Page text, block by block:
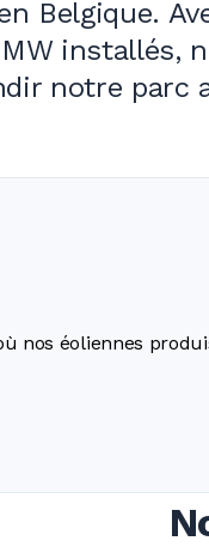
Belgique.
MW installés,
notre parc
nos éoliennes